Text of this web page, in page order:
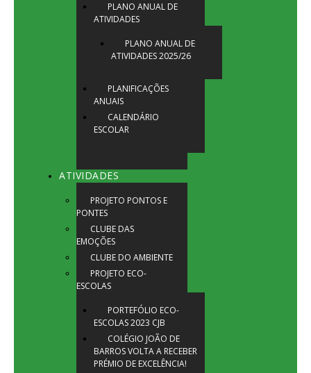
PLANO ANUAL DE
ATIVIDADES
PLANO ANUAL DE
ATIVIDADES 2025/26
PLANIFICAÇÕES
ANUAIS
CALENDÁRIO
ESCOLAR
ATIVIDADES
PROJETO PONTOS E
PONTES
CLUBE DAS
EMOÇÕES
CLUBE DO AMBIENTE
PROJETO ECO-
ESCOLAS
PORTEFÓLIO ECO-
ESCOLAS 2023 CJB
COLÉGIO JOÃO DE
BARROS VOLTA A RECEBER
PRÉMIO DE EXCELÊNCIA!